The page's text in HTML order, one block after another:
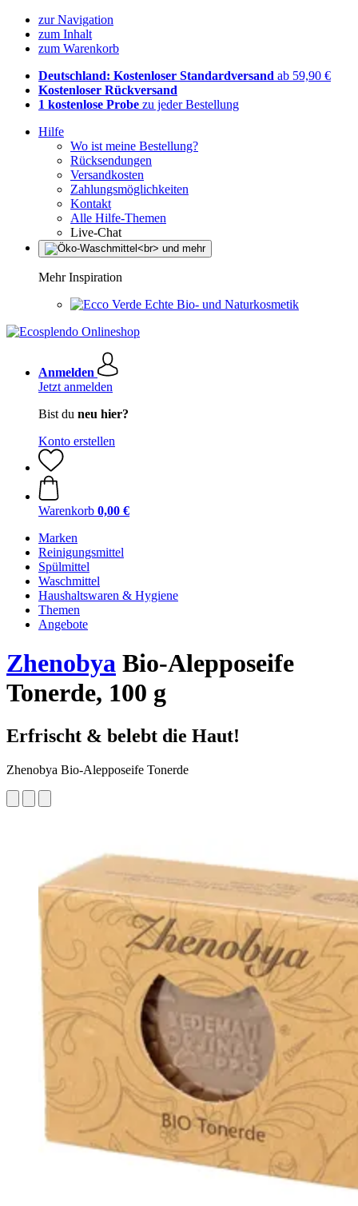
zur Navigation
zum Inhalt
zum Warenkorb
Deutschland: Kostenloser Standardversand ab 59,90 €
Kostenloser Rückversand
1 kostenlose Probe zu jeder Bestellung
Hilfe
Wo ist meine Bestellung?
Rücksendungen
Versandkosten
Zahlungsmöglichkeiten
Kontakt
Alle Hilfe-Themen
Live-Chat
Mehr Inspiration
Echte Bio- und Naturkosmetik
Anmelden
Jetzt anmelden
Bist du neu hier?
Konto erstellen
Warenkorb 0,00 €
Marken
Reinigungsmittel
Spülmittel
Waschmittel
Haushaltswaren & Hygiene
Themen
Angebote
Zhenobya Bio-Alepposeife
Tonerde, 100 g
Erfrischt & belebt die Haut!
Zhenobya Bio-Alepposeife Tonerde